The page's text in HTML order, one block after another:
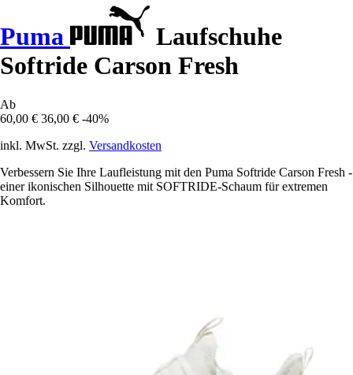
Puma
Laufschuhe
Softride Carson Fresh
Ab
60,00 € 36,00 € -40%
inkl. MwSt. zzgl. Versandkosten
Verbessern Sie Ihre Laufleistung mit den Puma Softride Carson Fresh -
einer ikonischen Silhouette mit SOFTRIDE-Schaum für extremen
Komfort.